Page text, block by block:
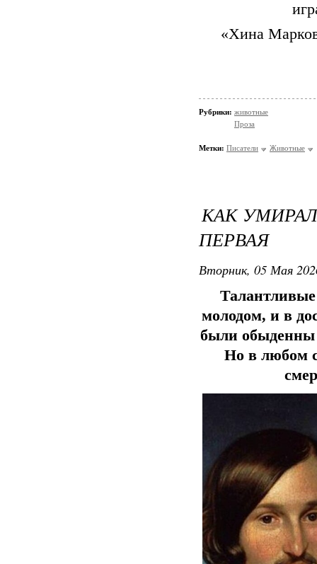
«Хина
Рубрики: животные
Проза
Метки: Писатели Животные
КАК
ПЕРВАЯ
Вторник, 05 Мая
молодом, и в
были обыденны
Но в любом